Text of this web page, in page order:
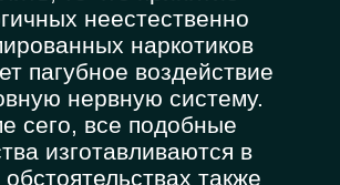
неестественно
наркотиков
пагубное воздействие
нервную систему.
сего, все подобные
изготавливаются в
также